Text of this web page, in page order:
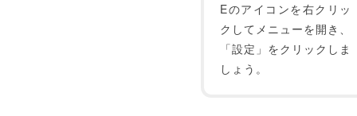
Eのアイコンを右クリッ
クしてメニューを開き、
「設定」をクリックしま
しょう。